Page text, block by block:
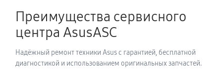
1150 руб 60 минут
B1400CEAEEK2241R
Преимущества сервисного
центра AsusASC
Надёжный ремонт техники Asus с гарантией, бесплатной
диагностикой и использованием оригинальных запчастей.